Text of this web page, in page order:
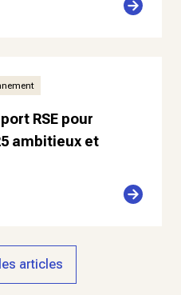
RSE pour
ambitieux et
articles